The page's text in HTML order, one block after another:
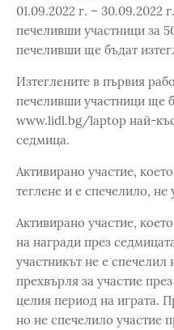
01.09.2022 г. – 30.09.2022
печеливши участници за
печеливши ще бъдат
Изтеглените в първия
печеливши участници ще
www.lidl.bg/laptop най-
седмица.
Активирано участие,
теглене и е спечелило, не
Активирано участие,
на награди през
участникът не е спечелил
прехвърля за участие
целия период на играта.
но не спечелило участие